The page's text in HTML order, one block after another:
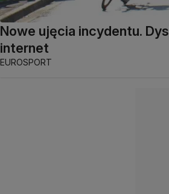
Nowe ujęcia incydentu.
internet
EUROSPORT